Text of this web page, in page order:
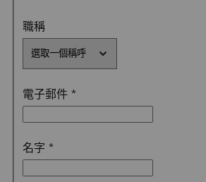
職稱
電子郵件 *
名字 *